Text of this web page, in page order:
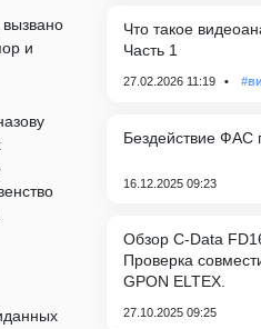
и
Что такое
Часть 1
27.02.2026 11:19
Бездействие ФАС
16.12.2025 09:23
Обзор C-Data
Проверка
GPON ELTEX.
27.10.2025 09:25